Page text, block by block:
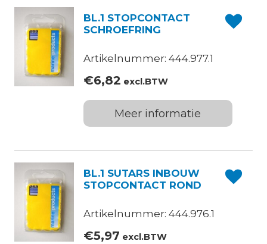
BL.1 STOPCONTACT
SCHROEFRING
Artikelnummer: 444.977.1
€6,82 excl.BTW
Meer informatie
BL.1 SUTARS INBOUW
STOPCONTACT ROND
Artikelnummer: 444.976.1
€5,97 excl.BTW